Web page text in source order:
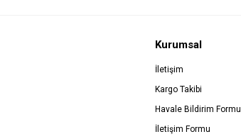
Kurumsal
İletişim
Kargo Takibi
Havale Bildirim Formu
İletişim Formu